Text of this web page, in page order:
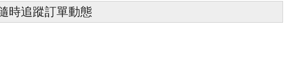
時追蹤訂單動態